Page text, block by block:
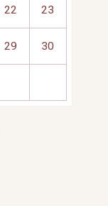
22 23
29 30